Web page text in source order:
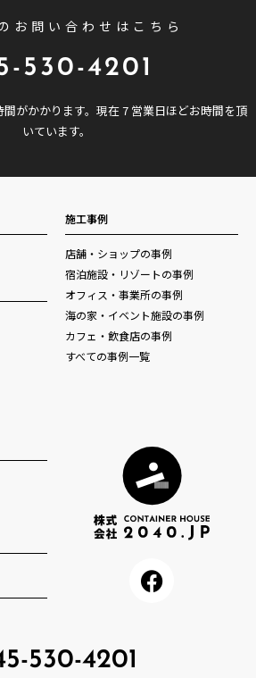
お問い合わせはこちら
530-4201
がかかります。現在 7 営業日ほどお時間を頂
いています。
施工事例
店舗・ショップの事例
宿泊施設・リゾートの事例
オフィス・事業所の事例
海の家・イベント施設の事例
カフェ・飲食店の事例
すべての事例一覧
530-4201